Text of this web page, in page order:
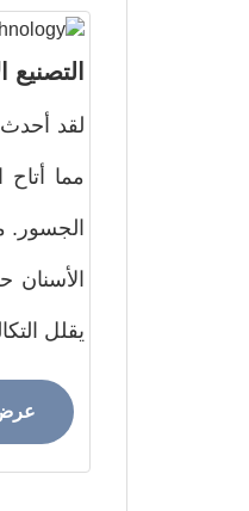
لقد
مما أتاح
الجسور.
يقلل
عرض